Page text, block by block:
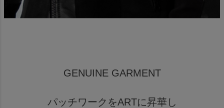
GENUINE GARMENT
パッチワークをARTに昇華し